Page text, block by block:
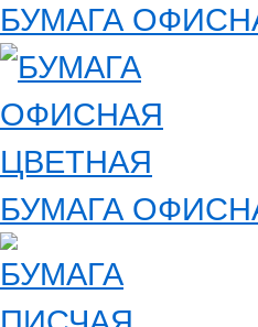
БУМАГА
БУМАГА